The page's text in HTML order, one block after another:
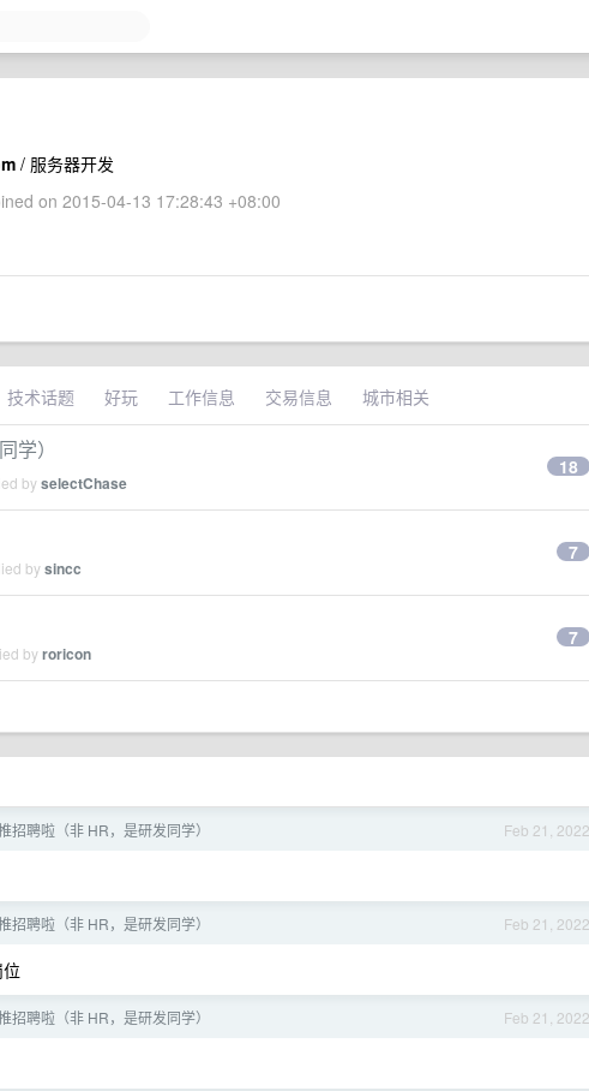
/ 服务器开发
on 2015-04-13 17:28:43 +08:00
技术话题 好玩 工作信息 交易信息 城市相关
学）
byselectChase
18
bysincc
7
byroricon
7
Feb 21, 2022
招聘啦（非 HR，是研发同学）
Feb 21, 2022
招聘啦（非 HR，是研发同学）
Feb 21, 2022
招聘啦（非 HR，是研发同学）